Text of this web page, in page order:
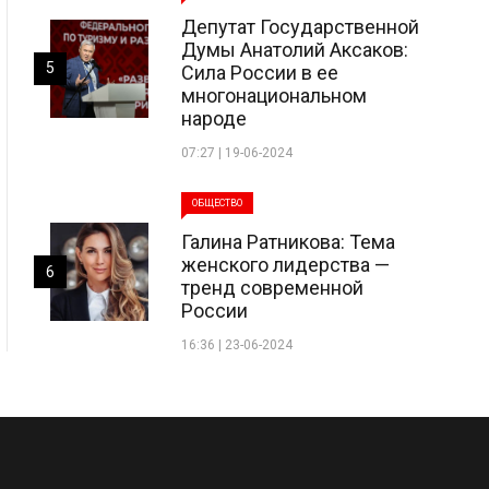
Депутат Государственной
Думы Анатолий Аксаков:
Сила России в ее
многонациональном
народе
07:27 | 19-06-2024
5
ОБЩЕСТВО
Галина Ратникова: Тема
женского лидерства —
тренд современной
России
16:36 | 23-06-2024
6